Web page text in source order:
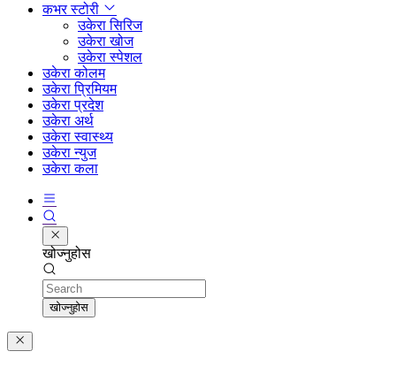
कभर स्टोरी
उकेरा सिरिज
उकेरा खोज
उकेरा स्पेशल
उकेरा कोलम
उकेरा प्रिमियम
उकेरा प्रदेश
उकेरा अर्थ
उकेरा स्वास्थ्य
उकेरा न्युज
उकेरा कला
खोज्नुहोस
Search
खोज्नुहोस